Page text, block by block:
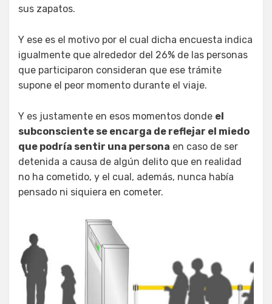
sus zapatos.
Y ese es el motivo por el cual dicha encuesta indica
igualmente que alrededor del 26% de las personas
que participaron consideran que ese trámite
supone el peor momento durante el viaje.
Y es justamente en esos momentos donde el
subconsciente se encarga de reflejar el miedo
que podría sentir una persona en caso de ser
detenida a causa de algún delito que en realidad
no ha cometido, y el cual, además, nunca había
pensado ni siquiera en cometer.